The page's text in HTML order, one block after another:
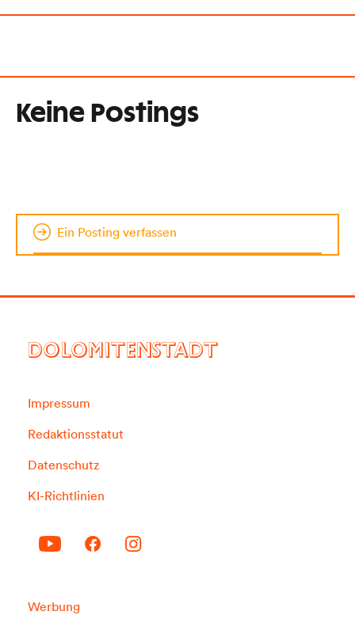
Keine Postings
Ein Posting verfassen
DOLOMITENSTADT
Impressum
Redaktionsstatut
Datenschutz
KI-Richtlinien
Werbung